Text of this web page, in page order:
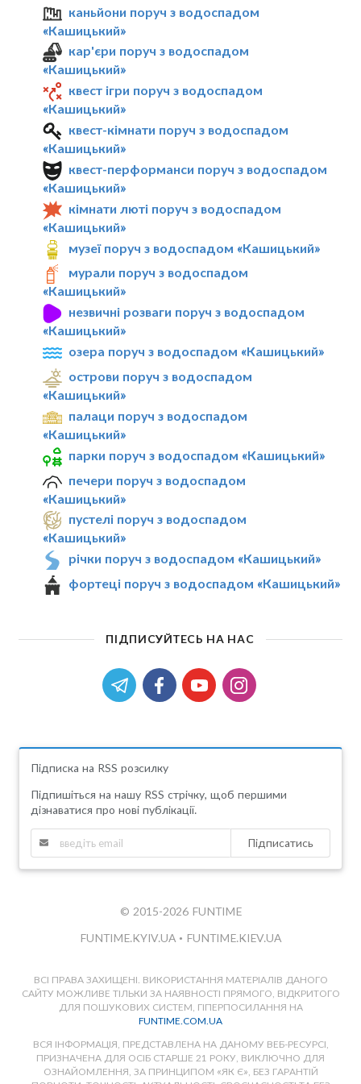
каньйони поруч з водоспадом
«Кашицький»
кар'єри поруч з водоспадом
«Кашицький»
квест ігри поруч з водоспадом
«Кашицький»
квест-кімнати поруч з водоспадом
«Кашицький»
квест-перформанси поруч з водоспадом
«Кашицький»
кімнати люті поруч з водоспадом
«Кашицький»
музеї поруч з водоспадом «Кашицький»
мурали поруч з водоспадом
«Кашицький»
незвичні розваги поруч з водоспадом
«Кашицький»
озера поруч з водоспадом «Кашицький»
острови поруч з водоспадом
«Кашицький»
палаци поруч з водоспадом
«Кашицький»
парки поруч з водоспадом «Кашицький»
печери поруч з водоспадом
«Кашицький»
пустелі поруч з водоспадом
«Кашицький»
річки поруч з водоспадом «Кашицький»
фортеці поруч з водоспадом «Кашицький»
ПІДПИСУЙТЕСЬ НА НАС
Підписка на RSS розсилку
Підпишіться на нашу RSS стрічку, щоб першими
дізнаватися про нові публікації.
Підписатись
© 2015-2026 FUNTIME
FUNTIME.KYIV.UA • FUNTIME.KIEV.UA
ВСІ ПРАВА ЗАХИЩЕНІ. ВИКОРИСТАННЯ МАТЕРІАЛІВ ДАНОГО
САЙТУ МОЖЛИВЕ ТІЛЬКИ ЗА НАЯВНОСТІ ПРЯМОГО, ВІДКРИТОГО
ДЛЯ ПОШУКОВИХ СИСТЕМ, ГІПЕРПОСИЛАННЯ НА
FUNTIME.COM.UA
ВСЯ ІНФОРМАЦІЯ, ПРЕДСТАВЛЕНА НА ДАНОМУ ВЕБ-РЕСУРСІ,
ПРИЗНАЧЕНА ДЛЯ ОСІБ СТАРШЕ 21 РОКУ, ВИКЛЮЧНО ДЛЯ
ОЗНАЙОМЛЕННЯ, ЗА ПРИНЦИПОМ «ЯК Є», БЕЗ ГАРАНТІЙ